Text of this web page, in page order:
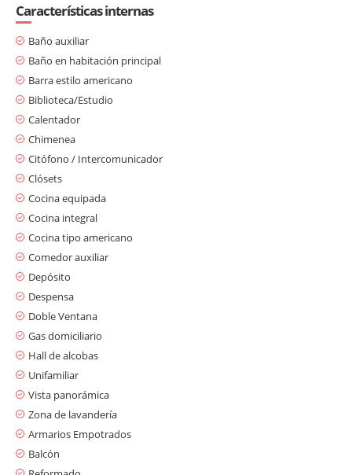
Características internas
Baño auxiliar
Baño en habitación principal
Barra estilo americano
Biblioteca/Estudio
Calentador
Chimenea
Citófono / Intercomunicador
Clósets
Cocina equipada
Cocina integral
Cocina tipo americano
Comedor auxiliar
Depósito
Despensa
Doble Ventana
Gas domiciliario
Hall de alcobas
Unifamiliar
Vista panorámica
Zona de lavandería
Armarios Empotrados
Balcón